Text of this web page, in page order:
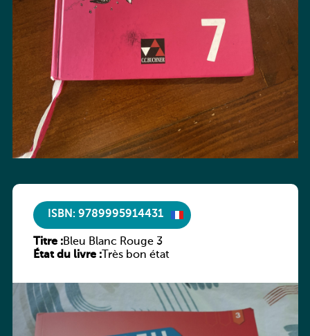
ISBN: 9789995914431
Titre :Bleu Blanc Rouge 3
État du livre :Très bon état